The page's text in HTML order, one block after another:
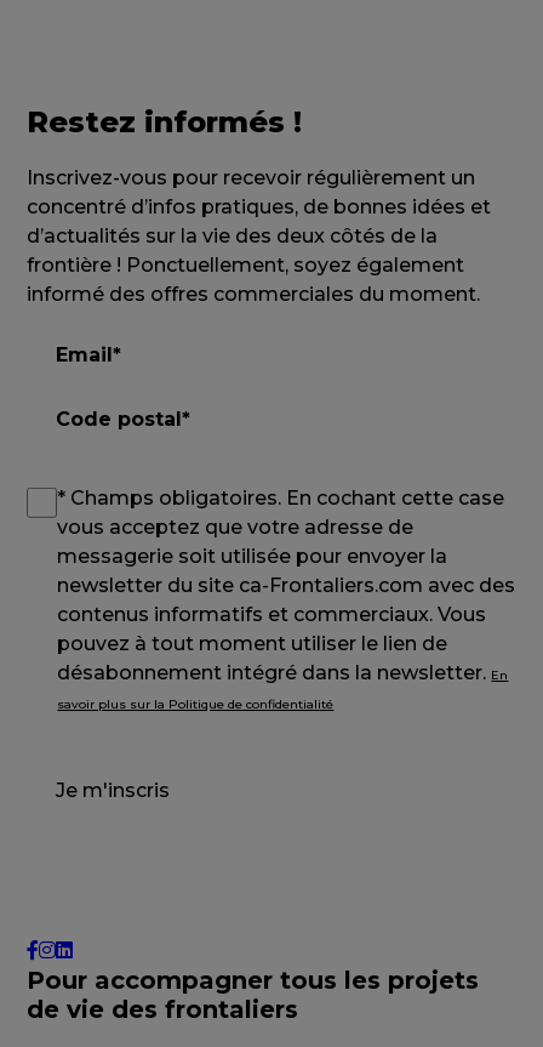
Restez informés !
Inscrivez-vous pour recevoir régulièrement un
concentré d’infos pratiques, de bonnes idées et
d’actualités sur la vie des deux côtés de la
frontière ! Ponctuellement, soyez également
informé des offres commerciales du moment.
* Champs obligatoires. En cochant cette case
vous acceptez que votre adresse de
messagerie soit utilisée pour envoyer la
newsletter du site ca-Frontaliers.com avec des
contenus informatifs et commerciaux. Vous
pouvez à tout moment utiliser le lien de
désabonnement intégré dans la newsletter. En
savoir plus sur la Politique de confidentialité
Je m'inscris
Pour accompagner tous les projets
de vie des frontaliers